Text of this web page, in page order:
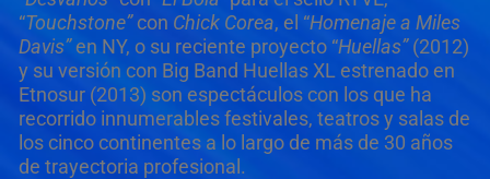
“Touchstone”con Chick Corea, el “Homenaje a Miles
Davis”en NY, o su reciente proyecto “Huellas”(2012)
y su versión con Big Band Huellas XL estrenado en
Etnosur (2013) son espectáculos con los que ha
recorrido innumerables festivales, teatros y salas de
los cinco continentes a lo largo de más de 30 años
de trayectoria profesional.